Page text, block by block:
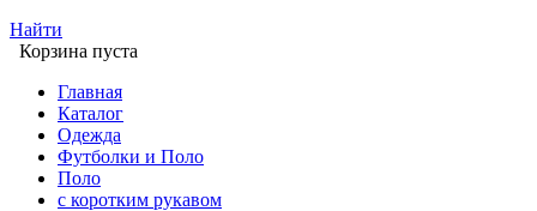
Найти
Корзина пуста
Главная
Каталог
Одежда
Футболки и Поло
Поло
с коротким рукавом